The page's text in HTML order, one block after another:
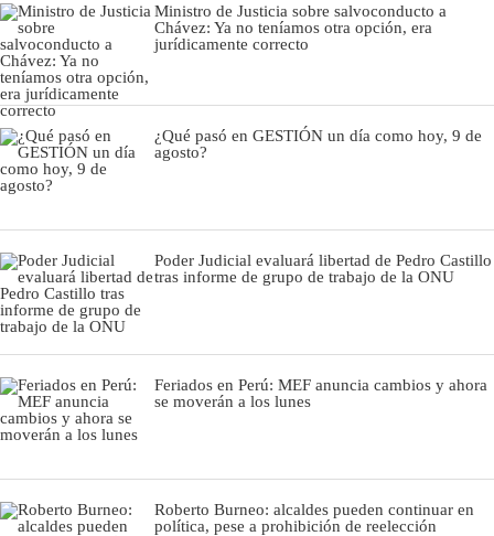
Ministro de Justicia sobre salvoconducto a
Chávez: Ya no teníamos otra opción, era
jurídicamente correcto
¿Qué pasó en GESTIÓN un día como hoy, 9 de
agosto?
Poder Judicial evaluará libertad de Pedro Castillo
tras informe de grupo de trabajo de la ONU
Feriados en Perú: MEF anuncia cambios y ahora
se moverán a los lunes
Roberto Burneo: alcaldes pueden continuar en
política, pese a prohibición de reelección